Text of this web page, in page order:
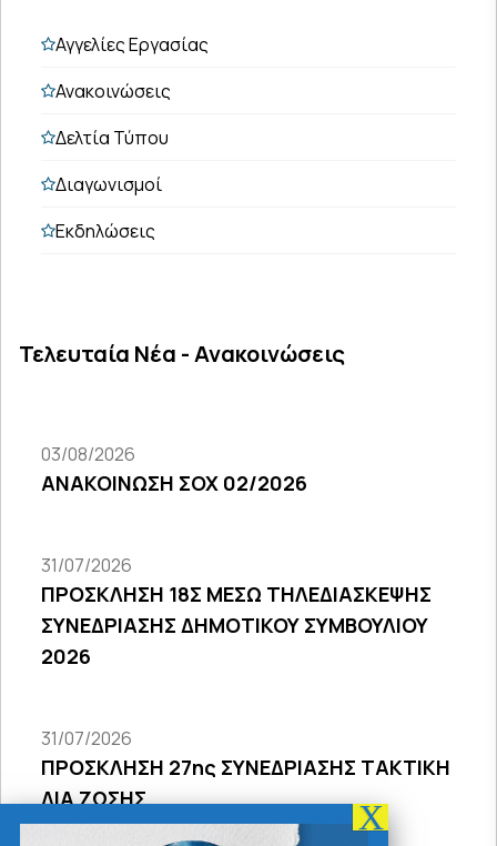
Αγγελίες Εργασίας
Ανακοινώσεις
Δελτία Τύπου
Διαγωνισμοί
Εκδηλώσεις
Τελευταία Νέα - Ανακοινώσεις
03/08/2026
ΑΝΑΚΟΙΝΩΣΗ ΣΟΧ 02/2026
31/07/2026
ΠΡΟΣΚΛΗΣΗ 18Σ ΜΕΣΩ ΤΗΛΕΔΙΑΣΚΕΨΗΣ
ΣΥΝΕΔΡΙΑΣΗΣ ΔΗΜΟΤΙΚΟΥ ΣΥΜΒΟΥΛΙΟΥ
2026
31/07/2026
ΠΡΟΣΚΛΗΣΗ 27ης ΣΥΝΕΔΡΙΑΣΗΣ ΤΑΚΤΙΚΗ
ΔΙΑ ΖΩΣΗΣ